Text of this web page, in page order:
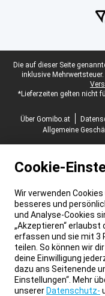
Juristische Fußzeile
Die auf dieser Seite
inklusive Mehrwertsteuer.
*Lieferzeiten gelten nicht
Über Gomibo.at
Allgemeine
Cookie-
Wir verwenden
besseres und
und Analyse-Cookies
„Akzeptieren“ erlaubst
erfassen und sie mit 3
teilen. So können wir
deine Einwilligung
dazu ans Seitenende
Einstellungen“. Mehr
unserer Datenschutz-